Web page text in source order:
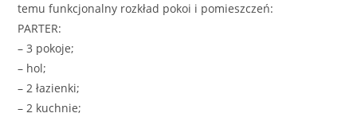
temu funkcjonalny rozkład pokoi i pomieszczeń:
PARTER:
– 3 pokoje;
– hol;
– 2 łazienki;
– 2 kuchnie;